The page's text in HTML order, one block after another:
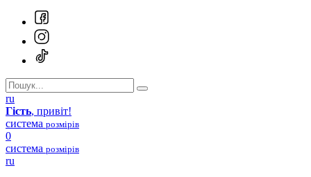
ru
Гість, привіт!
система розмірів
0
система розмірів
ru